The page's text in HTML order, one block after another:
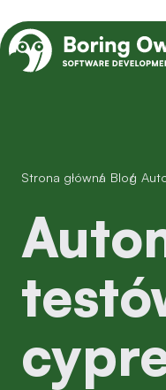
Strona główna
/ Blog
/
Automatyzacja